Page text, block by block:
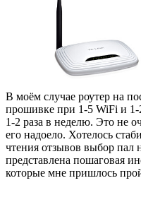
В моём случае роутер на
прошивке при 1-5 WiFi и 1-
1-2 раза в неделю. Это не
его надоело. Хотелось
чтения отзывов выбор пал
представлена пошаговая
которые мне пришлось